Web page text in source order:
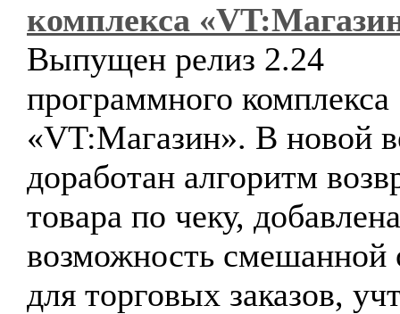
комплекса
Выпущен релиз 2.24
программного комплекса
«VT:Магазин». В новой
доработан алгоритм
товара по чеку, добавлена
возможность смешанной
для торговых заказов,